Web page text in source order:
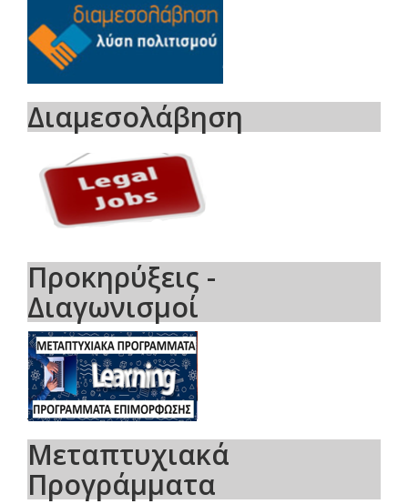
Διαμεσολάβηση
Προκηρύξεις -
Διαγωνισμοί
Μεταπτυχιακά
Προγράμματα